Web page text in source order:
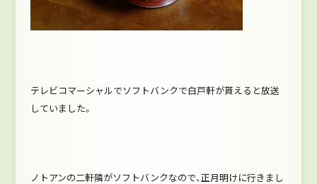
テレビコマーシャルでソフトバンクで白戸軒が貰えると放送
していました。
ノトアンの二軒隣がソフトバンクなので、正月明けに行きまし